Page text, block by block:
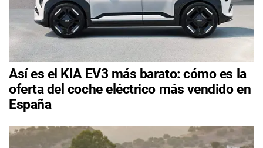
Así es el KIA EV3 más barato: cómo es la
oferta del coche eléctrico más vendido en
España